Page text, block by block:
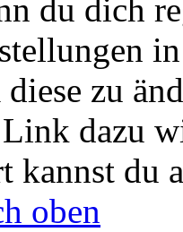
du dich
zu
dazu
kannst du
oben